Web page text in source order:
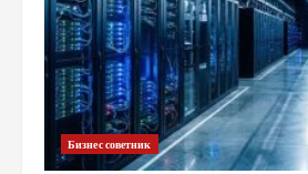
Бизнес советник